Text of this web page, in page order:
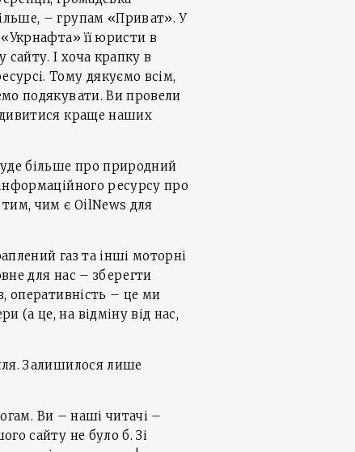
– групам «Приват». У
«Укрнафта» її юристи в
І хоча крапку в
Тому дякуємо всім,
подякувати. Ви провели
краще наших
більше про природний
ресурсу про
чим є OilNews для
газ та інші моторні
для нас – зберегти
оперативність – це ми
(а це, на відміну від нас,
Залишилося лише
Ви – наші читачі –
сайту не було б. Зі